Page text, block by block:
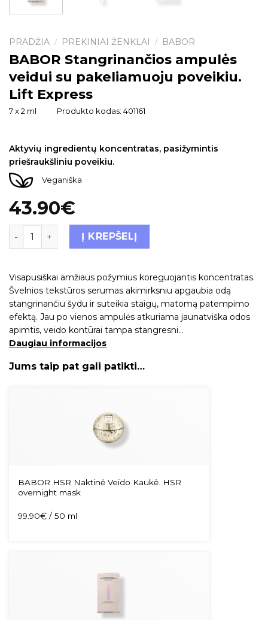
PRADŽIA / PREKINIAI ŽENKLAI / BABOR
BABOR Stangrinančios ampulės
veidui su pakeliamuoju poveikiu.
Lift Express
7 x 2 ml Produkto kodas: 401161
Aktyvių ingredientų koncentratas, pasižymintis
priešraukšliniu poveikiu.
Veganiška
43.90€
Į KREPŠELĮ
Visapusiškai amžiaus požymius koreguojantis koncentratas.
Švelnios tekstūros serumas akimirksniu apgaubia odą
stangrinančiu šydu ir suteikia staigų, matomą patempimo
efektą. Jau po vienos ampulės atkuriama jaunatviška odos
apimtis, veido kontūrai tampa stangresni…
Daugiau informacijos
Jums taip pat gali patikti…
BABOR HSR Naktinė Veido Kaukė. HSR
overnight mask
99.90€/ 50 ml